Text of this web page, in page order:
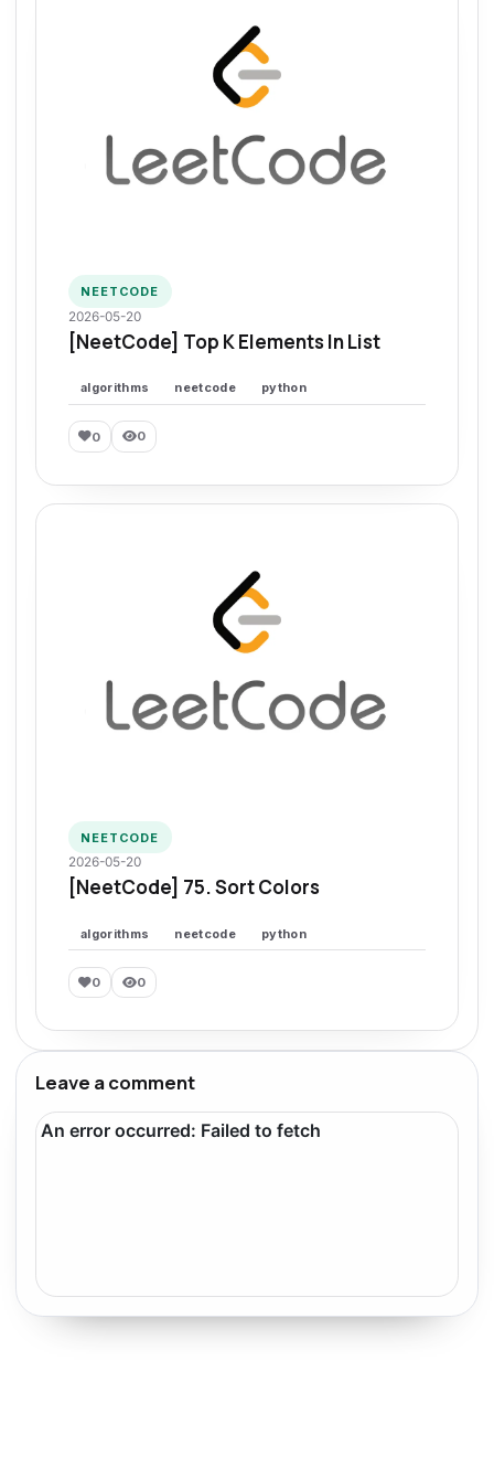
NEETCODE
2026-05-20
[NeetCode] Top K Elements In List
algorithms neetcode python
0 0
NEETCODE
2026-05-20
[NeetCode] 75. Sort Colors
algorithms neetcode python
0 0
Leave a comment